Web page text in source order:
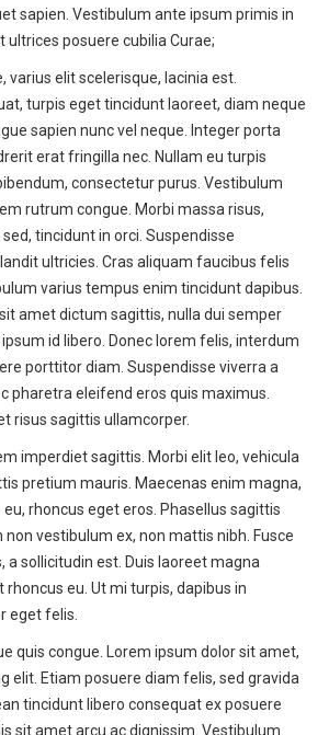
sapien. Vestibulum ante ipsum primis in
ultrices posuere cubilia Curae;
varius elit scelerisque, lacinia est.
turpis eget tincidunt laoreet, diam neque
sapien nunc vel neque. Integer porta
erat fringilla nec. Nullam eu turpis
consectetur purus. Vestibulum
rutrum congue. Morbi massa risus,
tincidunt in orci. Suspendisse
ultricies. Cras aliquam faucibus felis
varius tempus enim tincidunt dapibus.
amet dictum sagittis, nulla dui semper
id libero. Donec lorem felis, interdum
porttitor diam. Suspendisse viverra a
pharetra eleifend eros quis maximus.
risus sagittis ullamcorper.
imperdiet sagittis. Morbi elit leo, vehicula
pretium mauris. Maecenas enim magna,
rhoncus eget eros. Phasellus sagittis
non vestibulum ex, non mattis nibh. Fusce
a sollicitudin est. Duis laoreet magna
eu. Ut mi turpis, dapibus in
eget felis.
quis congue. Lorem ipsum dolor sit amet,
elit. Etiam posuere diam felis, sed gravida
tincidunt libero consequat ex posuere
sit amet arcu ac dignissim. Vestibulum